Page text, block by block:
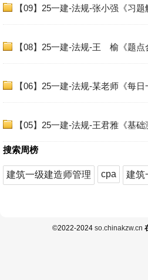
【09】25一建-法规-张小强《习
【08】25一建-法规-王 榆《题点
【06】25一建-法规-某老师《每
【05】25一建-法规-王君雅《基
搜索周榜
建筑一级建造师管理 cpa 建筑
©2022-2024 so.chinakzw.cn